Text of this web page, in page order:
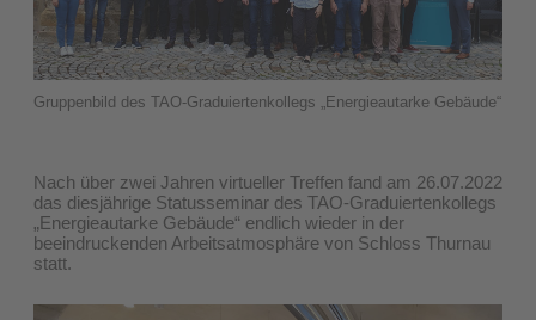
Gruppenbild des TAO-Graduiertenkollegs „Energieautarke Gebäude“
Nach über zwei Jahren virtueller Treffen fand am 26.07.2022
das diesjährige Statusseminar des TAO-Graduiertenkollegs
„Energieautarke Gebäude“ endlich wieder in der
beeindruckenden Arbeitsatmosphäre von Schloss Thurnau
statt.